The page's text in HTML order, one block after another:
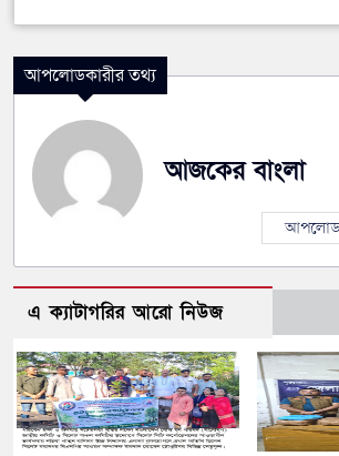
আপলোডকারীর তথ্য
আজকের বাংলা
এ ক্যাটাগরির আরো নিউজ